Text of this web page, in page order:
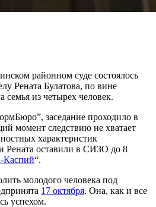
районном суде состоялось
Рената Булатова, по вине
семья из четырех человек.
заседание проходило в
момент следствию не хватает
характеристик
Рената оставили в СИЗО до 8
Каспий“.
молодого человека под
17 октября. Она, как и все
успехом.